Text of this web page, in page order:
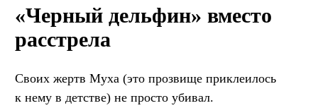
«Черный дельфин» вместо
расстрела
Своих жертв Муха (это прозвище приклеилось
к нему в детстве) не просто убивал.